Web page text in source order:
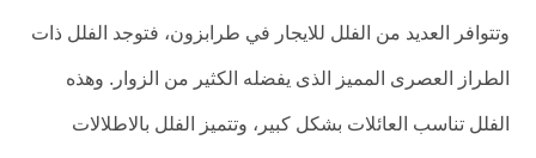
وتتوافر العديد من الفلل للايجار في طرابزون، فتوجد الفلل ذات
الطراز العصرى المميز الذى يفضله الكثير من الزوار. وهذه
الفلل تناسب العائلات بشكل كبير، وتتميز الفلل بالاطلالات